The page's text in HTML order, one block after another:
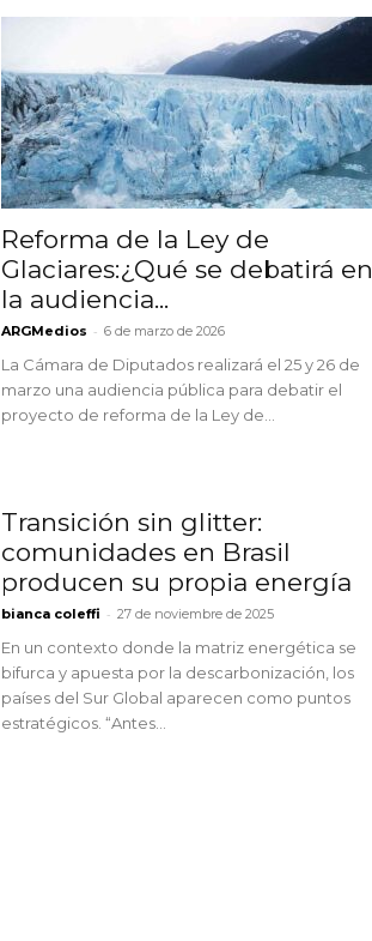
Reforma de la Ley de
Glaciares:¿Qué se debatirá en
la audiencia...
ARGMedios - 6 de marzo de 2026
La Cámara de Diputados realizará el 25 y 26 de
marzo una audiencia pública para debatir el
proyecto de reforma de la Ley de...
Transición sin glitter:
comunidades en Brasil
producen su propia energía
bianca coleffi - 27 de noviembre de 2025
En un contexto donde la matriz energética se
bifurca y apuesta por la descarbonización, los
países del Sur Global aparecen como puntos
estratégicos. “Antes...